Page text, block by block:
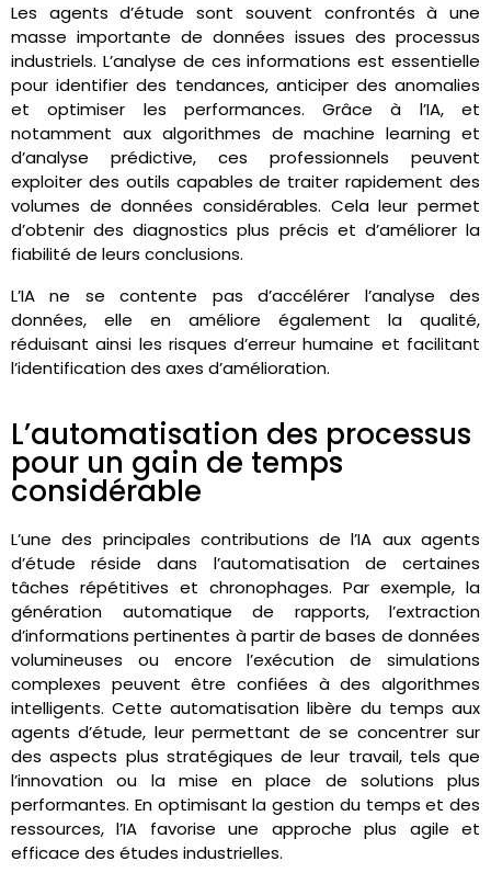
Les agents d’étude sont souvent confrontés à une
masse importante de données issues des processus
industriels. L’analyse de ces informations est essentielle
pour identifier des tendances, anticiper des anomalies
et optimiser les performances. Grâce à l’IA, et
notamment aux algorithmes de machine learning et
d’analyse prédictive, ces professionnels peuvent
exploiter des outils capables de traiter rapidement des
volumes de données considérables. Cela leur permet
d’obtenir des diagnostics plus précis et d’améliorer la
fiabilité de leurs conclusions.
L’IA ne se contente pas d’accélérer l’analyse des
données, elle en améliore également la qualité,
réduisant ainsi les risques d’erreur humaine et facilitant
l’identification des axes d’amélioration.
L’automatisation des processus
pour un gain de temps
considérable
L’une des principales contributions de l’IA aux agents
d’étude réside dans l’automatisation de certaines
tâches répétitives et chronophages. Par exemple, la
génération automatique de rapports, l’extraction
d’informations pertinentes à partir de bases de données
volumineuses ou encore l’exécution de simulations
complexes peuvent être confiées à des algorithmes
intelligents. Cette automatisation libère du temps aux
agents d’étude, leur permettant de se concentrer sur
des aspects plus stratégiques de leur travail, tels que
l’innovation ou la mise en place de solutions plus
performantes. En optimisant la gestion du temps et des
ressources, l’IA favorise une approche plus agile et
efficace des études industrielles.